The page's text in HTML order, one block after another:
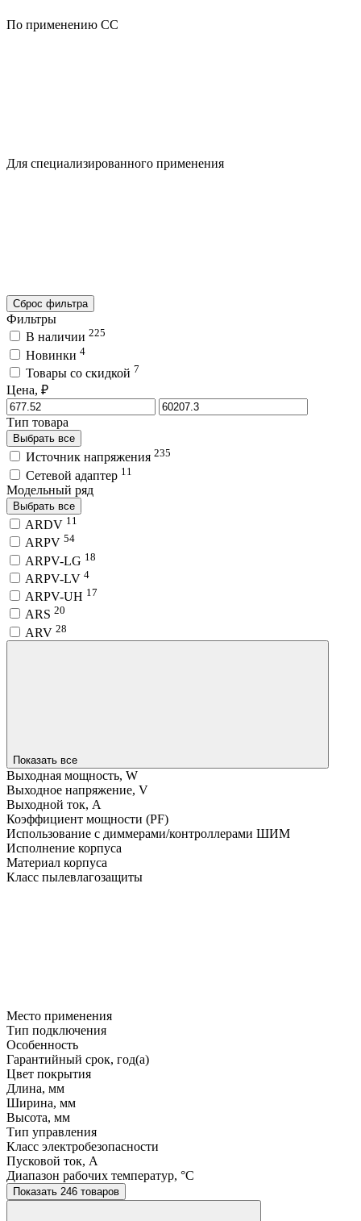
По применению CC
Для специализированного применения
Сброс фильтра
Фильтры
В наличии 225
Новинки 4
Товары со скидкой 7
Цена, ₽
Тип товара
Выбрать все
Источник напряжения 235
Сетевой адаптер 11
Модельный ряд
Выбрать все
ARDV 11
ARPV 54
ARPV-LG 18
ARPV-LV 4
ARPV-UH 17
ARS 20
ARV 28
Показать все
Выходная мощность, W
Выходное напряжение, V
Выходной ток, A
Коэффициент мощности (PF)
Использование с диммерами/контроллерами ШИМ
Исполнение корпуса
Материал корпуса
Класс пылевлагозащиты
Место применения
Тип подключения
Особенность
Гарантийный срок, год(а)
Цвет покрытия
Длина, мм
Ширина, мм
Высота, мм
Тип управления
Класс электробезопасности
Пусковой ток, A
Диапазон рабочих температур, °C
Показать 246 товаров